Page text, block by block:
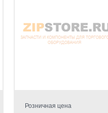
Розничная цена